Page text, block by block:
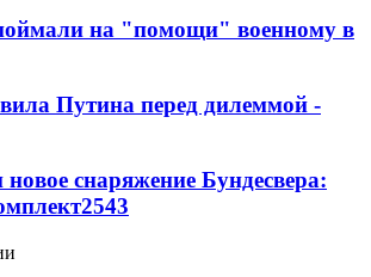
на "помощи" военному в
Путина перед дилеммой -
снаряжение Бундесвера:
2543